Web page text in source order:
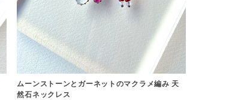
ムーンストーンとガーネットのマクラメ編み 天
然石ネックレス